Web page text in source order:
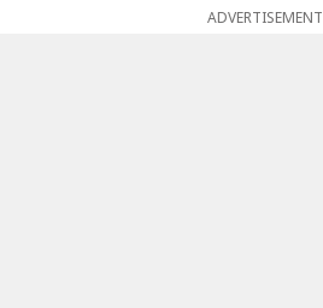
ADVERTISEMENT